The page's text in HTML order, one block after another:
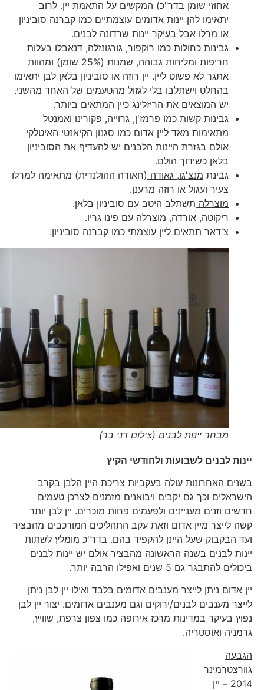
אחוזי שומן בדר"כ) המקשים על התאמת יין. לרוב
יתאימו להן יינות אדומים עוצמתיים כמו קברנה סוביניון
או מרלו אבל בעיקר יינות שרדונה לבנים.
גבינות כחולות כמורוקפור, גורגונזלה, דנאבלובעלות
חריפות ומליחות גבוהה, שמנות (25% שומן) ומהוות
אתגר לא פשוט ליין. יין רוזה או סוביניון בלאן לבן יתאימו
בהחלט וישתלבו בלי לגזול מהטעמים של האחד מהשני.
יש המוצאים את הריזלינג כיין המתאים ביותר.
גבינות קשות כמופרמז'ן, גרוייה, פקורינו ואמנטל
מתאימות מאד ליין אדום כמו סגנון הקיאנטי האיטלקי
אולם בגזרת היינות הלבנים יש להעדיף את הסוביניון
בלאן כשידוך הולם.
גבינתמנצ'גו, גאודה(חאודה ההולנדית) מתאימה למרלו
צעיר ועגול או רוזה מרענן.
מוצרלהתשתלב היטב עם סוביניון בלאן.
ריקוטה, אורדה, מוצרלהעם פינו גריו.
צ'דארתתאים ליין עוצמתי כמו קברנה סוביניון.
מבחר יינות לבנים (צילום דני בר)
יינות לבנים לשבועות ולחודשי הקיץ
בשנים האחרונות עולה בעקביות צריכת היין הלבן בקרב
הישראלים וכך גם יקבים ויבואנים מזמנים לצרכן טעמים
חדשים וזנים מעניינים ולפעמים פחות מוכרים. יין לבן יותר
קשה לייצר מיין אדום וזאת עקב התהליכים המורכבים מהבציר
ועד הבקבוק שעל היינן להקפיד בהם. בדר"כ מומלץ לשתות
יינות לבנים בשנה הראשונה מהבציר אולם יש יינות לבנים
ביכולים להתבגר גם 5 שנים ואפילו הרבה יותר.
יין אדום ניתן לייצר מענבים אדומים בלבד ואילו יין לבן ניתן
לייצר מענבים לבנים/ירוקים וגם מענבים אדומים. יצור יין לבן
נפוץ בעיקר במדינות מרכז אירופה כמו צפון צרפת, שוויץ,
גרמניה ואוסטריה.
הגבעה
גוורצטרמינר
2014– יין